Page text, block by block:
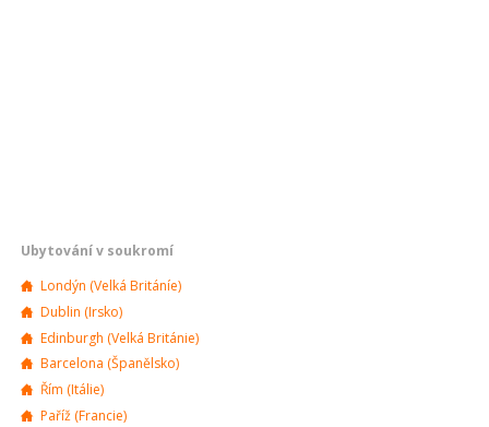
Ubytování v soukromí
Londýn (Velká Británíe)
Dublin (Irsko)
Edinburgh (Velká Británie)
Barcelona (Španělsko)
Řím (Itálie)
Paříž (Francie)